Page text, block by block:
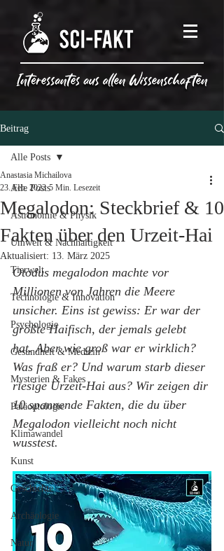
Beitrag
Alle Posts
Astronomie & Physik
Umwelt & Nachhaltigkeit
Tierwelt
Technologie & Innovation
Psychologie
Gesundheit & Medizin
Mysterien & Fakes
Paläontologie
Klimawandel
Kunst
Geschichte
Archäologie
Natur
Alle Posts
Megalodon: Steckbrief & 10
Fakten über den Urzeit-Hai
Anastasia Michailova
23. Feb. 2023 5 Min. Lesezeit
Aktualisiert: 13. März 2025
Otodus megalodon machte vor
Millionen von Jahren die Meere
unsicher. Eins ist gewiss: Er war der
größte Haifisch, der jemals gelebt
hat. Aber wie groß war er wirklich?
Was fraß er? Und warum starb dieser
riesige Urzeit-Hai aus? Wir zeigen dir
10 spannende Fakten, die du über
Megalodon vielleicht noch nicht
wusstest.